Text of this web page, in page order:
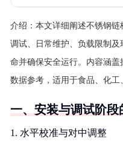
介绍： 本文详细阐述不锈钢
调试、日常维护、负载限制
命并确保安全运行。内容涵
数据参考，适用于食品、化工
一、安装与调试阶段
1. 水平校准与对中调整